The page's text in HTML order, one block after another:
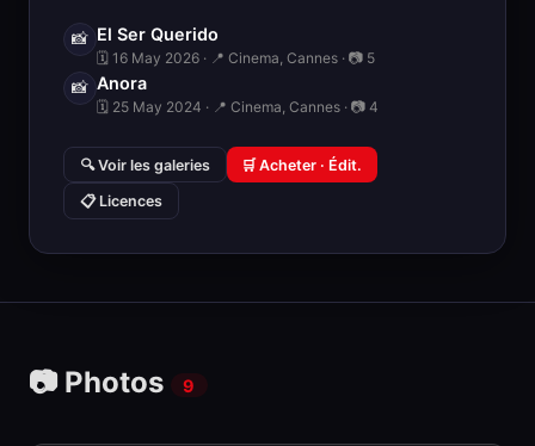
📸 El Ser Querido
🗓 16 May 2026 · 📍 Cinema, Cannes · 📷 5
📸 Anora
🗓 25 May 2024 · 📍 Cinema, Cannes · 📷 4
🔍 Voir les galeries 🛒 Acheter · Édit.
📋 Licences
📷 Photos 9